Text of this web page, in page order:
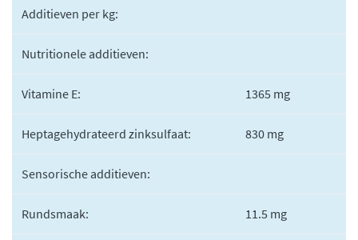
Additieven per kg:
Nutritionele additieven:
Vitamine E: 1365 mg
Heptagehydrateerd zinksulfaat: 830 mg
Sensorische additieven:
Rundsmaak: 11.5 mg